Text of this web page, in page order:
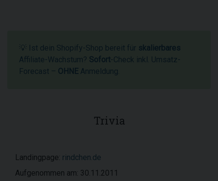
💡 Ist dein Shopify-Shop bereit für skalierbares
Affiliate-Wachstum? Sofort-Check inkl. Umsatz-
Forecast – OHNE Anmeldung.
Trivia
Landingpage: rindchen.de
Aufgenommen am: 30.11.2011